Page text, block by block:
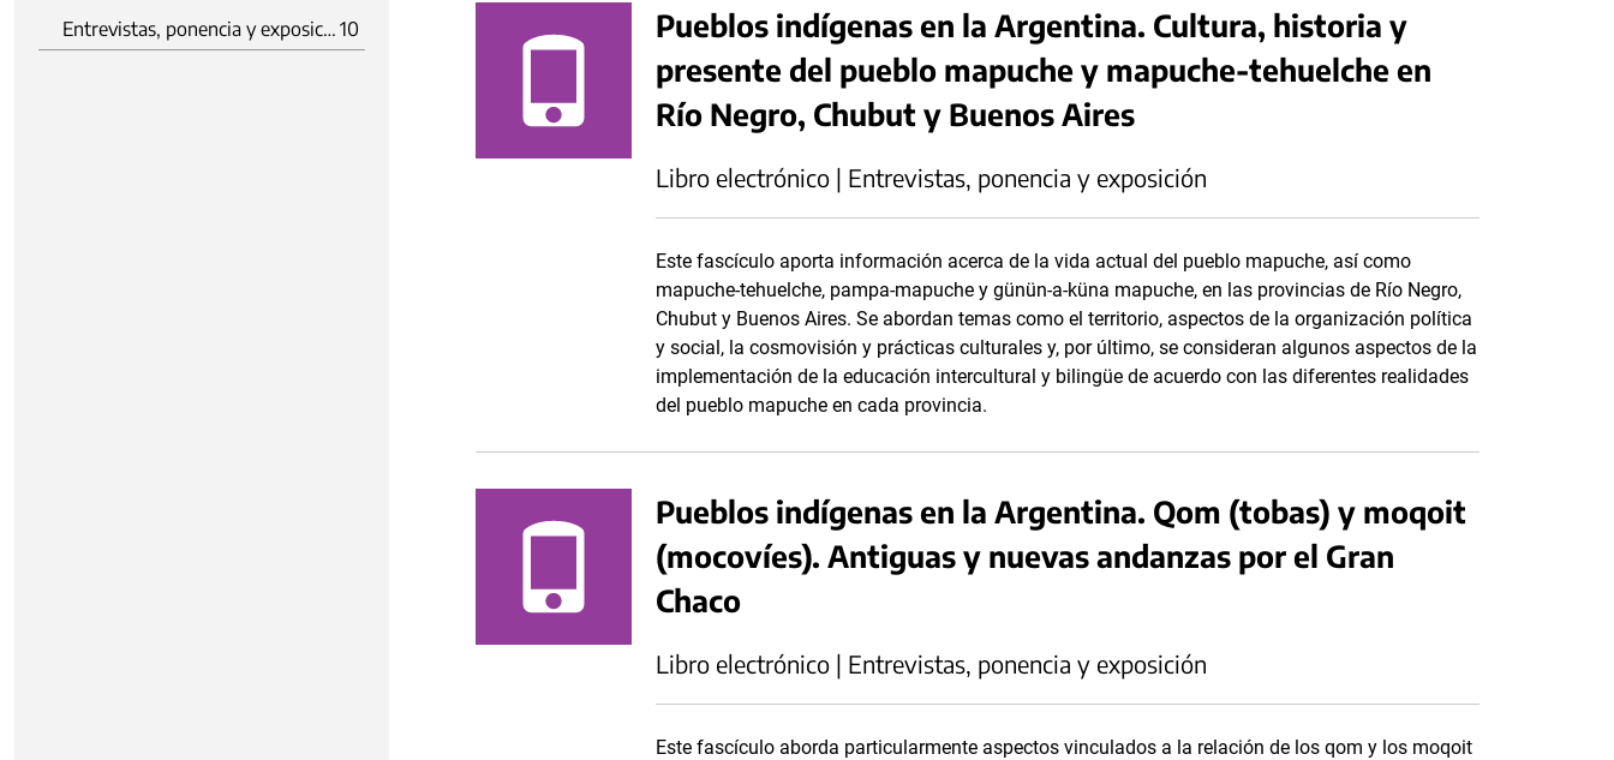
Entrevistas, ponencia y exposición 10
Pueblos indígenas en la Argentina. Cultura, historia y
presente del pueblo mapuche y mapuche-tehuelche en
Río Negro, Chubut y Buenos Aires
Libro electrónico | Entrevistas, ponencia y exposición
Este fascículo aporta información acerca de la vida actual del pueblo mapuche, así como
mapuche-tehuelche, pampa-mapuche y günün-a-küna mapuche, en las provincias de Río Negro,
Chubut y Buenos Aires. Se abordan temas como el territorio, aspectos de la organización política
y social, la cosmovisión y prácticas culturales y, por último, se consideran algunos aspectos de la
implementación de la educación intercultural y bilingüe de acuerdo con las diferentes realidades
del pueblo mapuche en cada provincia.
Pueblos indígenas en la Argentina. Qom (tobas) y moqoit
(mocovíes). Antiguas y nuevas andanzas por el Gran
Chaco
Libro electrónico | Entrevistas, ponencia y exposición
Este fascículo aborda particularmente aspectos vinculados a la relación de los qom y los moqoit